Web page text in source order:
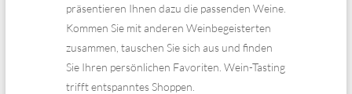
präsentieren Ihnen dazu die passenden Weine.
Kommen Sie mit anderen Weinbegeisterten
zusammen, tauschen Sie sich aus und finden
Sie Ihren persönlichen Favoriten. Wein-Tasting
trifft entspanntes Shoppen.